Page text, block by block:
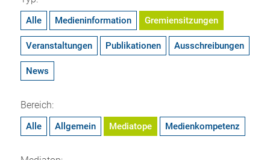
Alle Medieninformation Gremiensitzungen
Veranstaltungen Publikationen Ausschreibungen
News
Bereich:
Alle Allgemein Mediatope Medienkompetenz